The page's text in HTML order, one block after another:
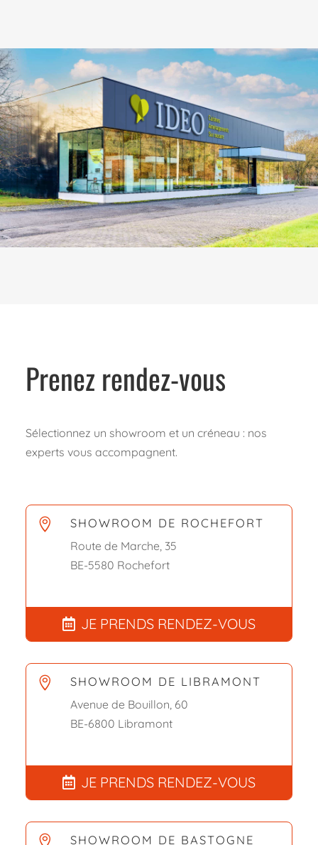
Prenez rendez-vous
Sélectionnez un showroom et un créneau : nos
experts vous accompagnent.
 SHOWROOM DE ROCHEFORT
Route de Marche, 35
BE-5580 Rochefort
JE PRENDS RENDEZ-VOUS
 SHOWROOM DE LIBRAMONT
Avenue de Bouillon, 60
BE-6800 Libramont
JE PRENDS RENDEZ-VOUS
 SHOWROOM DE BASTOGNE